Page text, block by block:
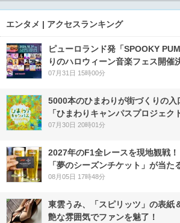
エンタメ | アクセスランキング
ピューロランド発「SPOOKY
りのハロウィーン音楽フェス開催
07月31日 15時00分
5000本のひまわりが街づくりの
「ひまわりキャンパスプロジェク
07月30日 20時01分
2027年のF1全レースを現地観戦
「夢のシーズンチケット」が当た
08月05日 17時48分
東雲うみ、「スピリッツ」の表紙
艶な雰囲気でファンを魅了！